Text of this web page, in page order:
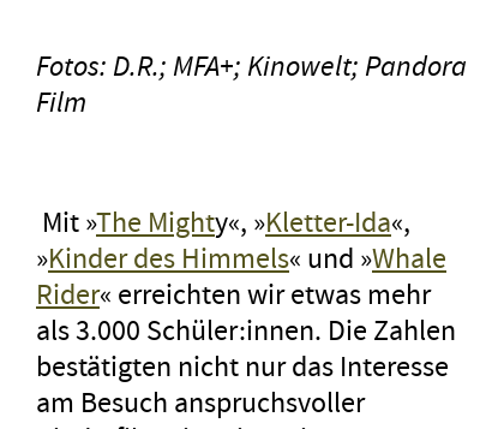
Fotos: D.R.; MFA+; Kinowelt; Pandora
Film
Mit »The Mighty«, »Kletter-Ida«,
»Kinder des Himmels« und »Whale
Rider« erreichten wir etwas mehr
als 3.000 Schüler:innen. Die Zahlen
bestätigten nicht nur das Interesse
am Besuch anspruchsvoller